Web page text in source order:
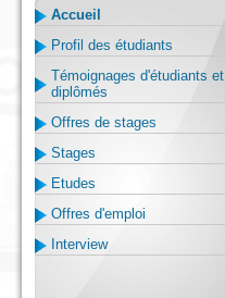
Accueil
Profil des étudiants
Témoignages d'étudiants et
diplômés
Offres de stages
Stages
Etudes
Offres d'emploi
Interview